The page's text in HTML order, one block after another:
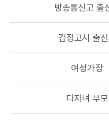
방송통신고 출
검정고시 출
여성가장
다자녀 부모